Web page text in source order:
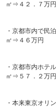
㎡⇒４２．７万円
・京都市内で民
㎡⇒４６万円
・京都市内ホテ
㎡⇒５７．２万円
・本来東京オリ